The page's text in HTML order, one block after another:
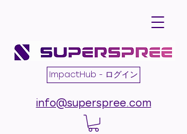
ImpactHub - ログイン
info@superspree.com